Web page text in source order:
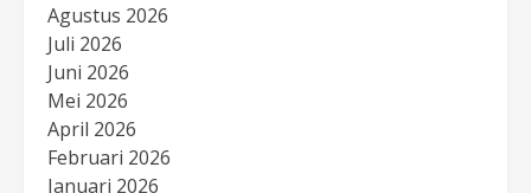
Agustus 2026
Juli 2026
Juni 2026
Mei 2026
April 2026
Februari 2026
Januari 2026